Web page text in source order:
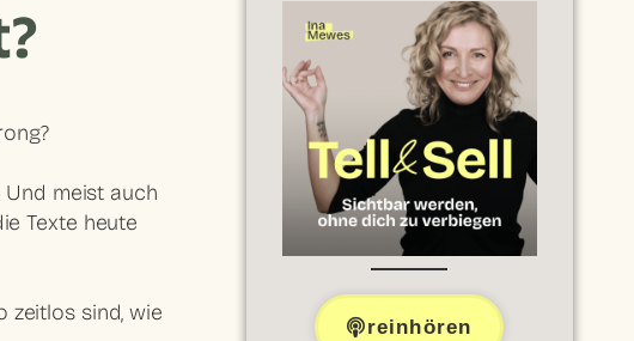
Und meist auch
Texte heute
zeitlos sind, wie
reinhören